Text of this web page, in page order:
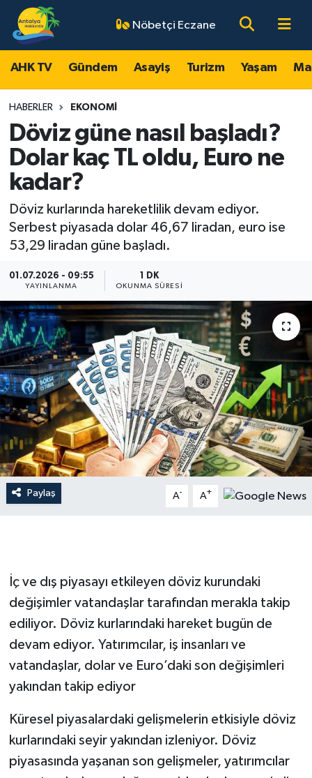
Nöbetçi Eczane
AHK TV Gündem Asayiş Turizm Yaşam
HABERLER EKONOMI
Döviz güne nasıl başladı?
Dolar kaç TL oldu, Euro ne
kadar?
Döviz kurlarında hareketlilik devam ediyor.
Serbest piyasada dolar 46,67 liradan, euro ise
53,29 liradan güne başladı.
01.07.2026 - 09:55
YAYINLANMA
1 DK
OKUNMA SÜRESI
Paylaş A- A+
İç ve dış piyasayı etkileyen döviz kurundaki
değişimler vatandaşlar tarafından merakla takip
ediliyor. Döviz kurlarındaki hareket bugün de
devam ediyor. Yatırımcılar, iş insanları ve
vatandaşlar, dolar ve Euro’daki son değişimleri
yakından takip ediyor
Küresel piyasalardaki gelişmelerin etkisiyle döviz
kurlarındaki seyir yakından izleniyor. Döviz
piyasasında yaşanan son gelişmeler, yatırımcılar
AHK TV
Gündem
Asayiş
Turizm
Magazin
Spor
Dünya
Resmi Reklamlar
Antalya Nöbetçi Eczaneler
Antalya Hava Durumu
Antalya Namaz Vakitleri
Antalya Trafik Yoğunluk Haritası
Tüm Manşetler
Haber Arşivi